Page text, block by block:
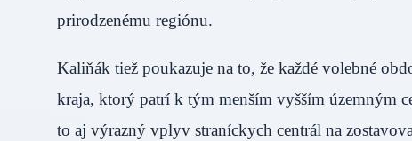
prirodzenému regiónu.
Kaliňák tiež poukazuje na to, že každé volebné
kraja, ktorý patrí k tým menším vyšším územným
to aj výrazný vplyv straníckych centrál na